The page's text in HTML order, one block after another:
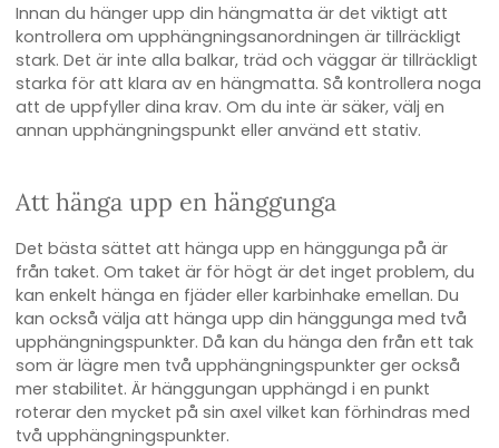
Innan du hänger upp din hängmatta är det viktigt att
kontrollera om upphängningsanordningen är tillräckligt
stark. Det är inte alla balkar, träd och väggar är tillräckligt
starka för att klara av en hängmatta. Så kontrollera noga
att de uppfyller dina krav. Om du inte är säker, välj en
annan upphängningspunkt eller använd ett stativ.
Att hänga upp en hänggunga
Det bästa sättet att hänga upp en hänggunga på är
från taket. Om taket är för högt är det inget problem, du
kan enkelt hänga en fjäder eller karbinhake emellan. Du
kan också välja att hänga upp din hänggunga med två
upphängningspunkter. Då kan du hänga den från ett tak
som är lägre men två upphängningspunkter ger också
mer stabilitet. Är hänggungan upphängd i en punkt
roterar den mycket på sin axel vilket kan förhindras med
två upphängningspunkter.